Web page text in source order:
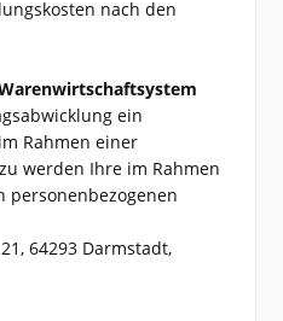
nach den
ein
Rahmen einer
werden Ihre im Rahmen
personenbezogenen
64293 Darmstadt,